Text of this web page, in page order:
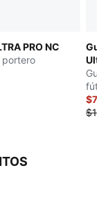
y un cierre
PRO NC
portero